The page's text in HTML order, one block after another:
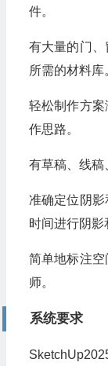
件。
有大量的门
所需的材料库
轻松制作方
作思路。
有草稿、线稿
准确定位阴
时间进行阴影
简单地标注
师。
系统要求